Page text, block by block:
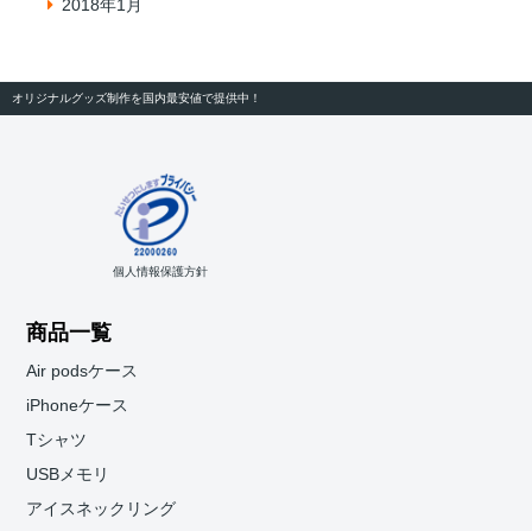
2018年1月
オリジナルグッズ制作を国内最安値で提供中！
個人情報保護方針
商品一覧
Air podsケース
iPhoneケース
Tシャツ
USBメモリ
アイスネックリング